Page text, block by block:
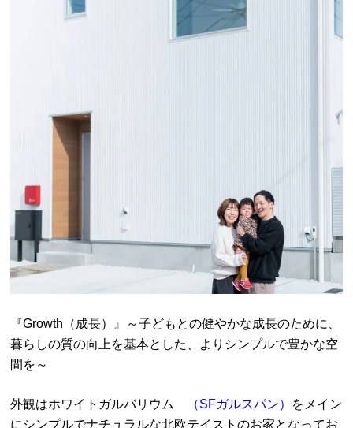
『Growth（ 成長）
』～子どもとの健やかな成長のために、
暮らしの質の向上を基本とした、よりシンプルで豊かな空
間を～
外観はホワイトガルバリウム （SFガルスパン） をメイン
にシンプルでナチュラルな北欧テイストのお家となってお